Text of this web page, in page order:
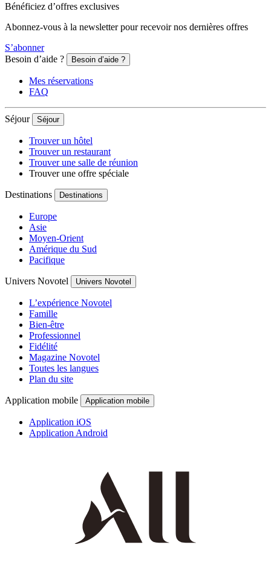
Bénéficiez d’offres exclusives
Abonnez-vous à la newsletter pour recevoir nos dernières offres
S’abonner
Besoin d’aide ?
Besoin d’aide ?
Mes réservations
FAQ
Séjour Séjour
Trouver un hôtel
Trouver un restaurant
Trouver une salle de réunion
Trouver une offre spéciale
Destinations Destinations
Europe
Asie
Moyen-Orient
Amérique du Sud
Pacifique
Univers Novotel Univers Novotel
L’expérience Novotel
Famille
Bien-être
Professionnel
Fidélité
Magazine Novotel
Toutes les langues
Plan du site
Application mobile Application mobile
Application iOS
Application Android